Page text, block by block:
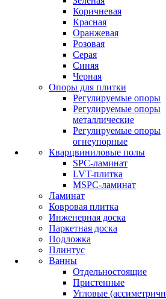
Коричневая
Красная
Оранжевая
Розовая
Серая
Синяя
Черная
Опоры для плитки
Регулируемые опоры
Регулируемые опоры
металлические
Регулируемые опоры
огнеупорные
Кварцвиниловые полы
SPC-ламинат
LVT-плитка
MSPC-ламинат
Ламинат
Ковровая плитка
Инженерная доска
Паркетная доска
Подложка
Плинтус
Ванны
Отдельностоящие
Пристенные
Угловые